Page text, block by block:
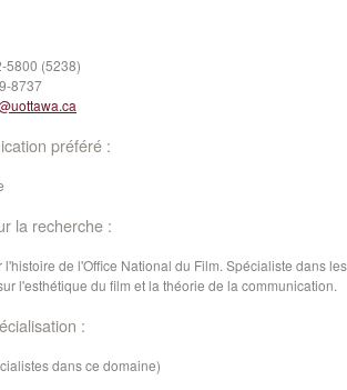
5800 (5238)
8737
préféré :
la recherche :
l'histoire de l'Office National du Film. Spécialiste dans
l'esthétique du film et la théorie de la communication.
:
dans ce domaine)